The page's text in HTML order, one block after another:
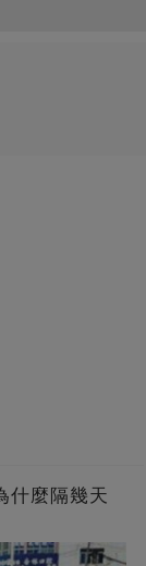
什麼隔幾天